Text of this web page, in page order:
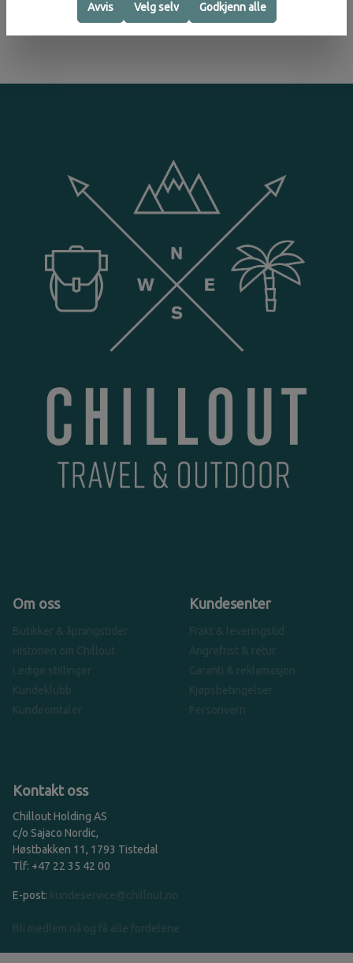
Om oss
Butikker & åpningstider
Historien om Chillout
Ledige stillinger
Kundeklubb
Kundeomtaler
Kundesenter
Frakt & leveringstid
Angrefrist & retur
Garanti & reklamasjon
Kjøpsbetingelser
Personvern
Kontakt oss
Chillout Holding AS
c/o Sajaco Nordic,
Høstbakken 11, 1793 Tistedal
Tlf: +47 22 35 42 00
E-post: kundeservice@chillout.no
Bli medlem nå og få alle fordelene
Avvis Velg selv Godkjenn alle